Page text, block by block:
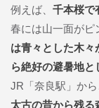
例えば、 千本桜で
春には山一面がピ
は青々とした木
ら絶好の避暑地と
JR「奈良駅」か
太古の昔から残る